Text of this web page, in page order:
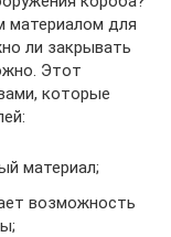
материалом для
ли закрывать
Этот
которые
материал;
возможность